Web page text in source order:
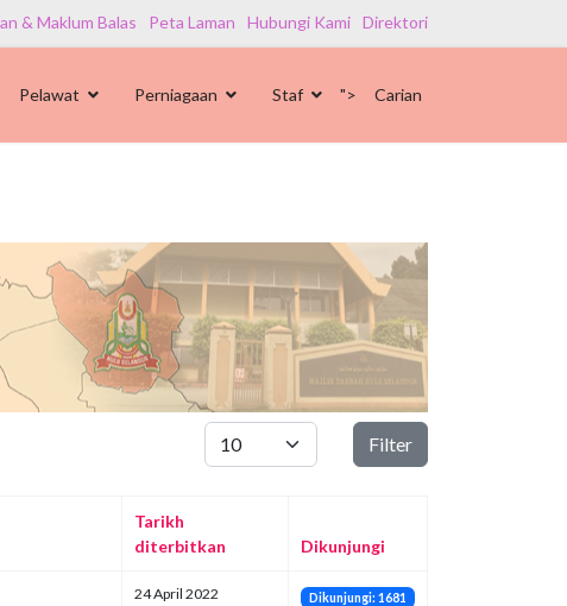
& Maklum Balas Peta Laman Hubungi Kami Direktori
Pelawat Perniagaan Staf "> Carian
Papar # Filter
Tarikh
diterbitkan
Dikunjungi
24 April 2022 Dikunjungi: 1681